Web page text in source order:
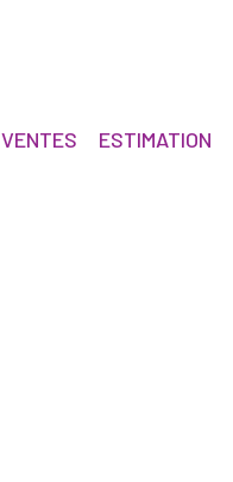
VENTES ESTIMATION